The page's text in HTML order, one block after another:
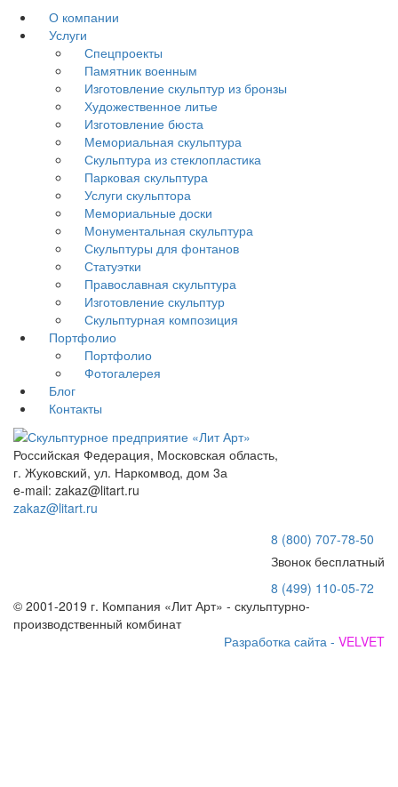
О компании
Услуги
Спецпроекты
Памятник военным
Изготовление скульптур из бронзы
Художественное литье
Изготовление бюста
Мемориальная скульптура
Скульптура из стеклопластика
Парковая скульптура
Услуги скульптора
Мемориальные доски
Монументальная скульптура
Скульптуры для фонтанов
Статуэтки
Православная скульптура
Изготовление скульптур
Скульптурная композиция
Портфолио
Портфолио
Фотогалерея
Блог
Контакты
Российская Федерация, Московская область,
г. Жуковский, ул. Наркомвод, дом 3а
e-mail: zakaz@litart.ru
zakaz@litart.ru
8 (800) 707-78-50
Звонок бесплатный
8 (499) 110-05-72
© 2001-2019 г. Компания «Лит Арт» - скульптурно-
производственный комбинат
Разработка сайта - VELVET